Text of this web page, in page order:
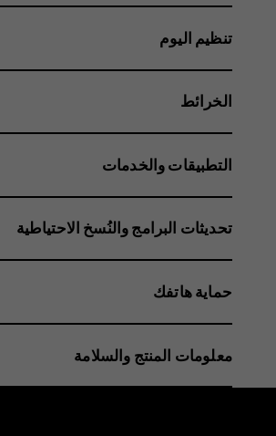
تنظيم اليوم
الخرائط
التطبيقات والخدمات
تحديثات البرامج والنُسخ الاحتياطية
حماية هاتفك
معلومات المنتج والسلامة